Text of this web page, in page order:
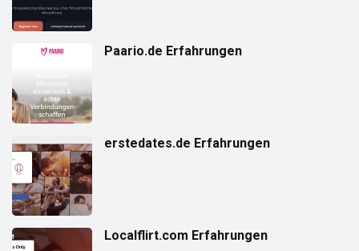
Paario.de Erfahrungen
erstedates.de Erfahrungen
Localflirt.com Erfahrungen